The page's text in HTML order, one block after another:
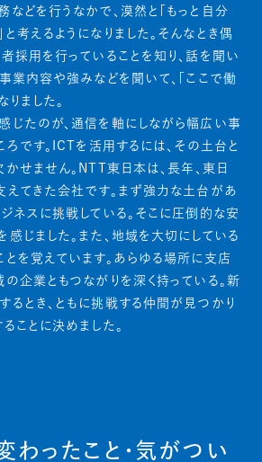
どを行うなかで、漠然と「もっと自分
考えるようになりました。そんなとき偶
採用を行っていることを知り、話を聞い
業内容や強みなどを聞いて、「ここで働
りました。
じたのが、通信を軸にしながら幅広い事
です。ICTを活用するには、その土台と
せません。NTT東日本は、長年、東日
えてきた会社です。まず強力な土台があ
ネスに挑戦している。そこに圧倒的な安
じました。また、地域を大切にしている
とを覚えています。あらゆる場所に支店
企業ともつながりを深く持っている。新
るとき、ともに挑戦する仲間が見つかり
ことに決めました。
わったこと・気がつい